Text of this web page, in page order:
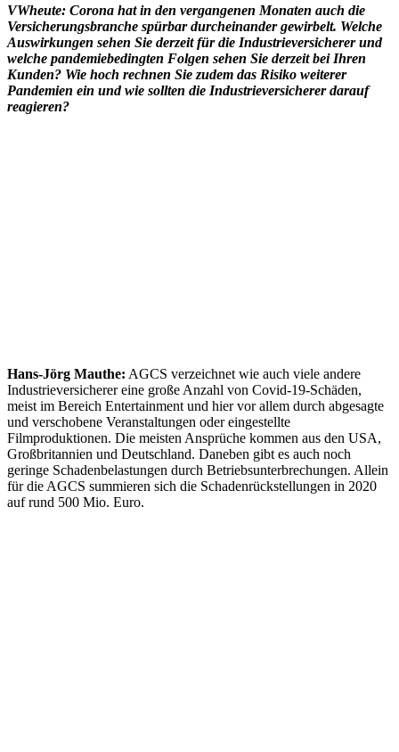
VWheute: Corona hat in den vergangenen Monaten auch die
Versicherungsbranche spürbar durcheinander gewirbelt. Welche
Auswirkungen sehen Sie derzeit für die Industrieversicherer und
welche pandemiebedingten Folgen sehen Sie derzeit bei Ihren
Kunden? Wie hoch rechnen Sie zudem das Risiko weiterer
Pandemien ein und wie sollten die Industrieversicherer darauf
reagieren?
Hans-Jörg Mauthe: AGCS verzeichnet wie auch viele andere
Industrieversicherer eine große Anzahl von Covid-19-Schäden,
meist im Bereich Entertainment und hier vor allem durch abgesagte
und verschobene Veranstaltungen oder eingestellte
Filmproduktionen. Die meisten Ansprüche kommen aus den USA,
Großbritannien und Deutschland. Daneben gibt es auch noch
geringe Schadenbelastungen durch Betriebsunterbrechungen. Allein
für die AGCS summieren sich die Schadenrückstellungen in 2020
auf rund 500 Mio. Euro.